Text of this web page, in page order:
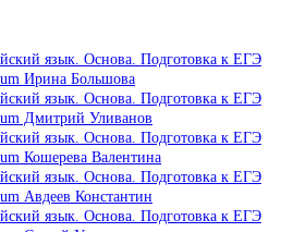
язык. Основа. Подготовка к ЕГЭ
Ирина Большова
язык. Основа. Подготовка к ЕГЭ
Дмитрий Уливанов
язык. Основа. Подготовка к ЕГЭ
Кошерева Валентина
язык. Основа. Подготовка к ЕГЭ
Авдеев Константин
язык. Основа. Подготовка к ЕГЭ